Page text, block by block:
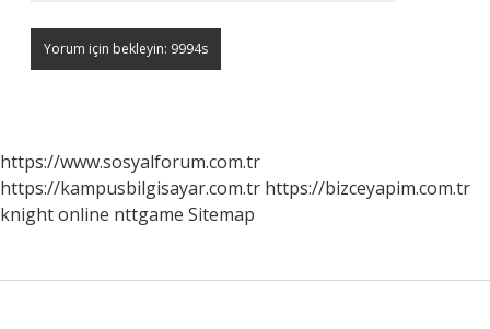
https://www.sosyalforum.com.tr
https://kampusbilgisayar.com.tr https://bizceyapim.com.tr
knight online nttgame Sitemap